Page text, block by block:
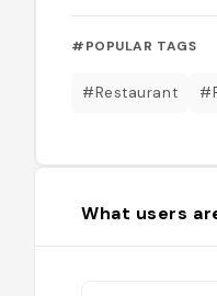
#POPULAR TAGS
#Restaurant
What users